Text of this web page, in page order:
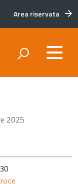
Area riservata
2025